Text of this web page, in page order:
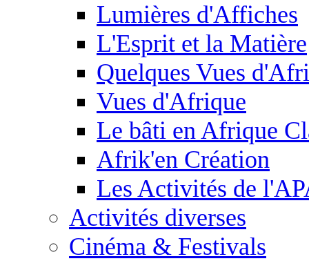
Lumières d'Affiches
L'Esprit et la Matière
Quelques Vues
Vues d'Afrique
Le bâti en Afrique
Afrik'en Création
Les Activités de
Activités diverses
Cinéma & Festivals